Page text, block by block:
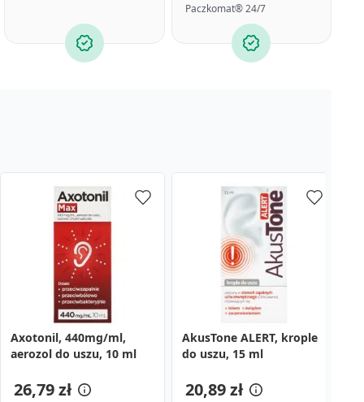
Paczkomat® 24/7
Axotonil, 440mg/ml,
aerozol do uszu, 10 ml
26,79 zł
AkusTone ALERT, krople
do uszu, 15 ml
20,89 zł